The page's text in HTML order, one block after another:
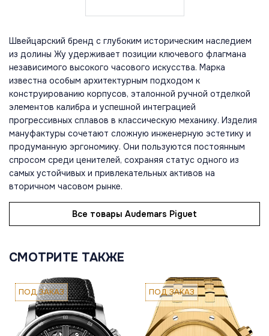
Швейцарский бренд с глубоким историческим наследием
из долины Жу удерживает позиции ключевого флагмана
независимого высокого часового искусства. Марка
известна особым архитектурным подходом к
конструированию корпусов, эталонной ручной отделкой
элементов калибра и успешной интеграцией
прогрессивных сплавов в классическую механику. Изделия
мануфактуры сочетают сложную инженерную эстетику и
продуманную эргономику. Они пользуются постоянным
спросом среди ценителей, сохраняя статус одного из
самых устойчивых и привлекательных активов на
вторичном часовом рынке.
Все товары Audemars Piguet
СМОТРИТЕ ТАКЖЕ
ПОД ЗАКАЗ ПОД ЗАКАЗ